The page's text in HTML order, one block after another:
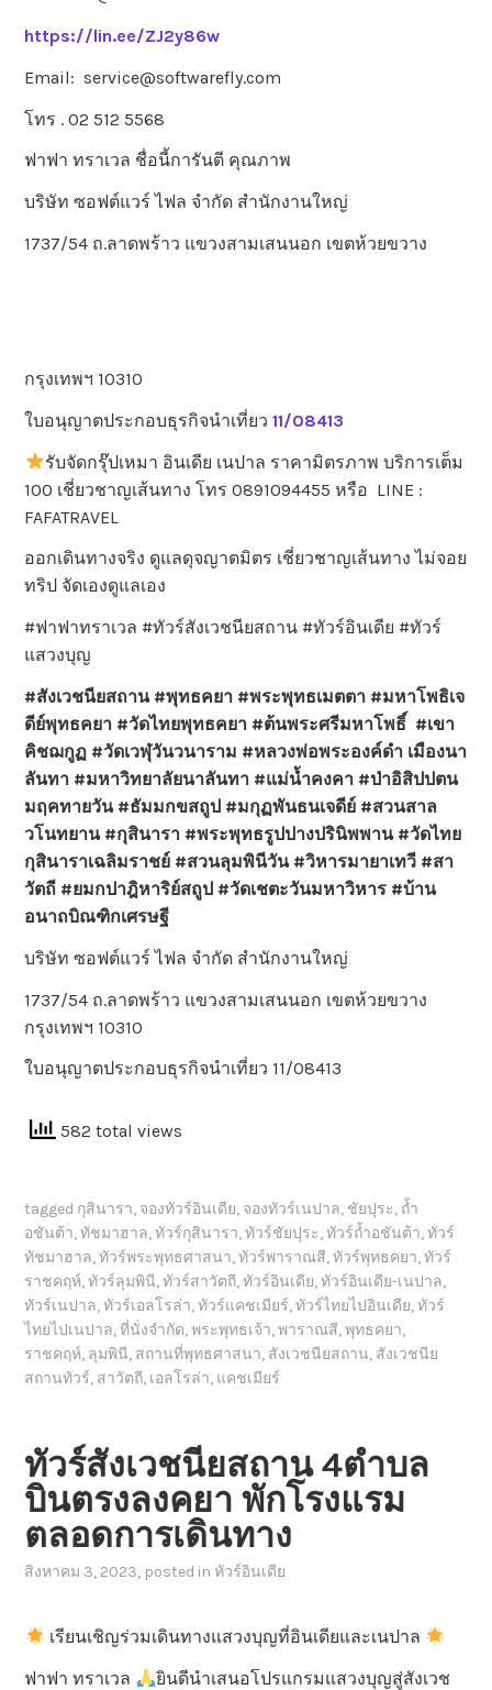
https://lin.ee/ZJ2y86w
Email: service@softwarefly.com
โทร . 02 512 5568
ฟาฟา ทราเวล ชื่อนี้การันตี คุณภาพ
บริษัท ซอฟต์แวร์ ไฟล จำกัด สำนักงานใหญ่
1737/54 ถ.ลาดพร้าว แขวงสามเสนนอก เขตห้วยขวาง
กรุงเทพฯ 10310
ใบอนุญาตประกอบธุรกิจนำเที่ยว11/08413
รับจัดกรุ๊ปเหมา อินเดีย เนปาล ราคามิตรภาพ บริการเต็ม
100 เชี่ยวชาญเส้นทาง โทร 0891094455 หรือ LINE :
FAFATRAVEL
ออกเดินทางจริง ดูแลดุจญาตมิตร เชี่ยวชาญเส้นทาง ไม่จอย
ทริป จัดเองดูแลเอง
#ฟาฟาทราเวล #ทัวร์สังเวชนียสถาน #ทัวร์อินเดีย #ทัวร์
แสวงบุญ
#สังเวชนียสถาน #พุทธคยา #พระพุทธเมตตา #มหาโพธิเจ
ดีย์พุทธคยา #วัดไทยพุทธคยา #ต้นพระศรีมหาโพธิ์ #เขา
คิชฌกูฏ #วัดเวฬุวันวนาราม #หลวงพ่อพระองค์ดำ เมืองนา
ลันทา #มหาวิทยาลัยนาลันทา #แม่น้ำคงคา #ป่าอิสิปปตน
มฤคทายวัน #ธัมมกขสถูป #มกุฏพันธนเจดีย์ #สวนสาล
วโนทยาน #กุสินารา #พระพุทธรูปปางปรินิพพาน #วัดไทย
กุสินาราเฉลิมราชย์ #สวนลุมพินีวัน #วิหารมายาเทวี #สา
วัตถี #ยมกปาฎิหาริย์สถูป #วัดเชตะวันมหาวิหาร #บ้าน
อนาถบิณฑิกเศรษฐี
บริษัท ซอฟต์แวร์ ไฟล จำกัด สำนักงานใหญ่
1737/54 ถ.ลาดพร้าว แขวงสามเสนนอก เขตห้วยขวาง
กรุงเทพฯ 10310
ใบอนุญาตประกอบธุรกิจนำเที่ยว 11/08413
582 total views
tagged กุสินารา, จองทัวร์อินเดีย, จองทัวร์เนปาล, ชัยปุระ, ถ้ำ
อชันต้า,ทัชมาฮาล,ทัวร์กุสินารา,ทัวร์ชัยปุระ,ทัวร์ถ้ำอชันต้า,ทัวร์
ทัชมาฮาล,ทัวร์พระพุทธศาสนา,ทัวร์พาราณสี,ทัวร์พุทธคยา,ทัวร์
ราชคฤห์,ทัวร์ลุมพินี,ทัวร์สาวัตถี,ทัวร์อินเดีย,ทัวร์อินเดีย-เนปาล,
ทัวร์เนปาล,ทัวร์เอลโรล่า,ทัวร์แคชเมียร์,ทัวร์ไทยไปอินเดีย,ทัวร์
ไทยไปเนปาล,ที่นั่งจำกัด,พระพุทธเจ้า,พาราณสี,พุทธคยา,
ราชคฤห์, ลุมพินี, สถานที่พุทธศาสนา, สังเวชนียสถาน, สังเวชนีย
สถานทัวร์, สาวัตถี, เอลโรล่า, แคชเมียร์
ทัวร์สังเวชนียสถาน 4ตำบล
บินตรงลงคยา พักโรงแรม
ตลอดการเดินทาง
สิงหาคม 3, 2023, posted inทัวร์อินเดีย
เรียนเชิญร่วมเดินทางแสวงบุญที่อินเดียและเนปาล
ฟาฟา ทราเวล
ยินดีนำเสนอโปรแกรมแสวงบุญสู่สังเวช